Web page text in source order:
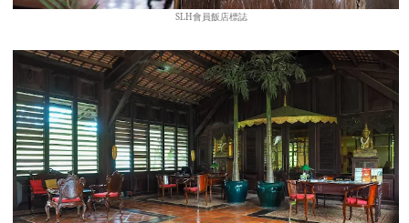
SLH會員飯店標誌